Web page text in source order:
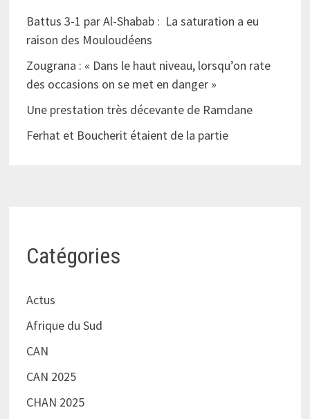
Battus 3-1 par Al-Shabab : La saturation a eu
raison des Mouloudéens
Zougrana : « Dans le haut niveau, lorsqu’on rate
des occasions on se met en danger »
Une prestation très décevante de Ramdane
Ferhat et Boucherit étaient de la partie
Catégories
Actus
Afrique du Sud
CAN
CAN 2025
CHAN 2025